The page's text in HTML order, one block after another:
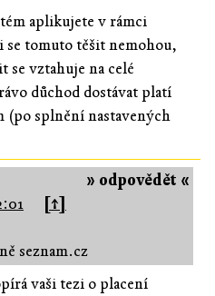
aplikujete v rámci
se tomuto těšit nemohou,
vztahuje na celé
důchod dostávat platí
(po splnění nastavených
» odpovědět «
[↑]
seznam.cz
vaši tezi o placení